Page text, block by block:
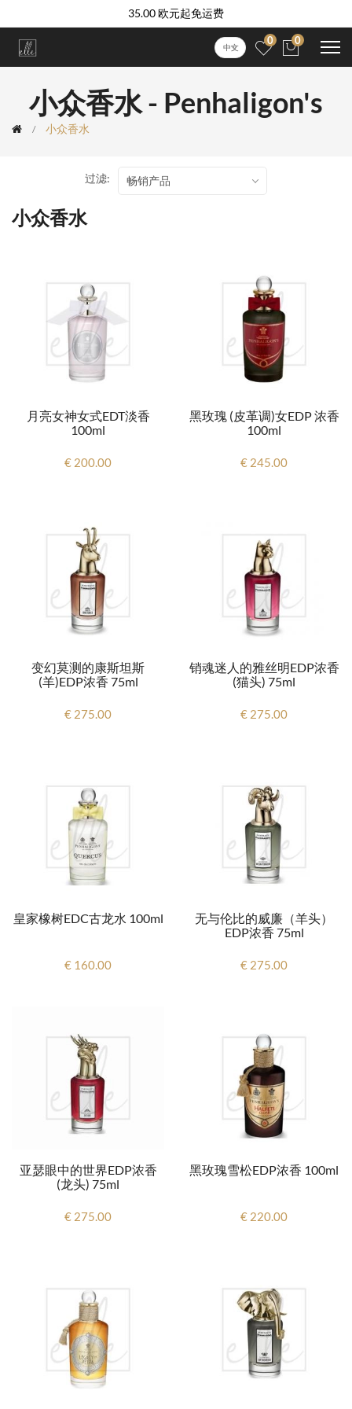
35.00 欧元起免运费
中文
0 0
小众香水 - Penhaligon's
小众香水
小众香水
过滤: 畅销产品
月亮女神女式EDT淡香
100ml
€ 200.00
黑玫瑰 (皮革调)女EDP 浓香
100ml
€ 245.00
变幻莫测的康斯坦斯
(羊)EDP浓香 75ml
€ 275.00
销魂迷人的雅丝明EDP浓香
(猫头) 75ml
€ 275.00
皇家橡树EDC古龙水 100ml
€ 160.00
无与伦比的威廉（羊头）
EDP浓香 75ml
€ 275.00
亚瑟眼中的世界EDP浓香
(龙头) 75ml
€ 275.00
黑玫瑰雪松EDP浓香 100ml
€ 220.00